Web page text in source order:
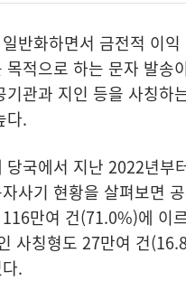
반화하면서 금전적 이익
목적으로 하는 문자 발송
관과 지인 등을 사칭하
다.
당국에서 지난 2022년부
사기 현황을 살펴보면
만여 건(71.0%)에 이
사칭형도 27만여 건
.